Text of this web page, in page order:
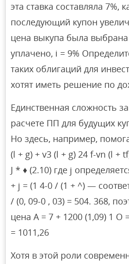
эта ставка составляла 7%,
последующий купон
цена выкупа была
уплачено, i = 9%
таких облигаций для
хотят иметь решение по
Единственная сложность
расчете ПП для будущих
Но здесь, например,
(l + g) + v3 (l + g) 24 f-vn (l +
J * ♦ (2.10) где j
+ j = (1 4-0 / (1 + ^) —
/ (0, 09-0 , 03) = 504. 368,
цена A = 7 + 1200 (1,09) 1 О
= 1011,26
Хотя в этой роли